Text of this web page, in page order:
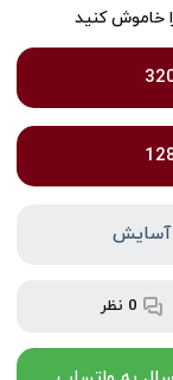
خاموش کنید
آسایش
0 نظر